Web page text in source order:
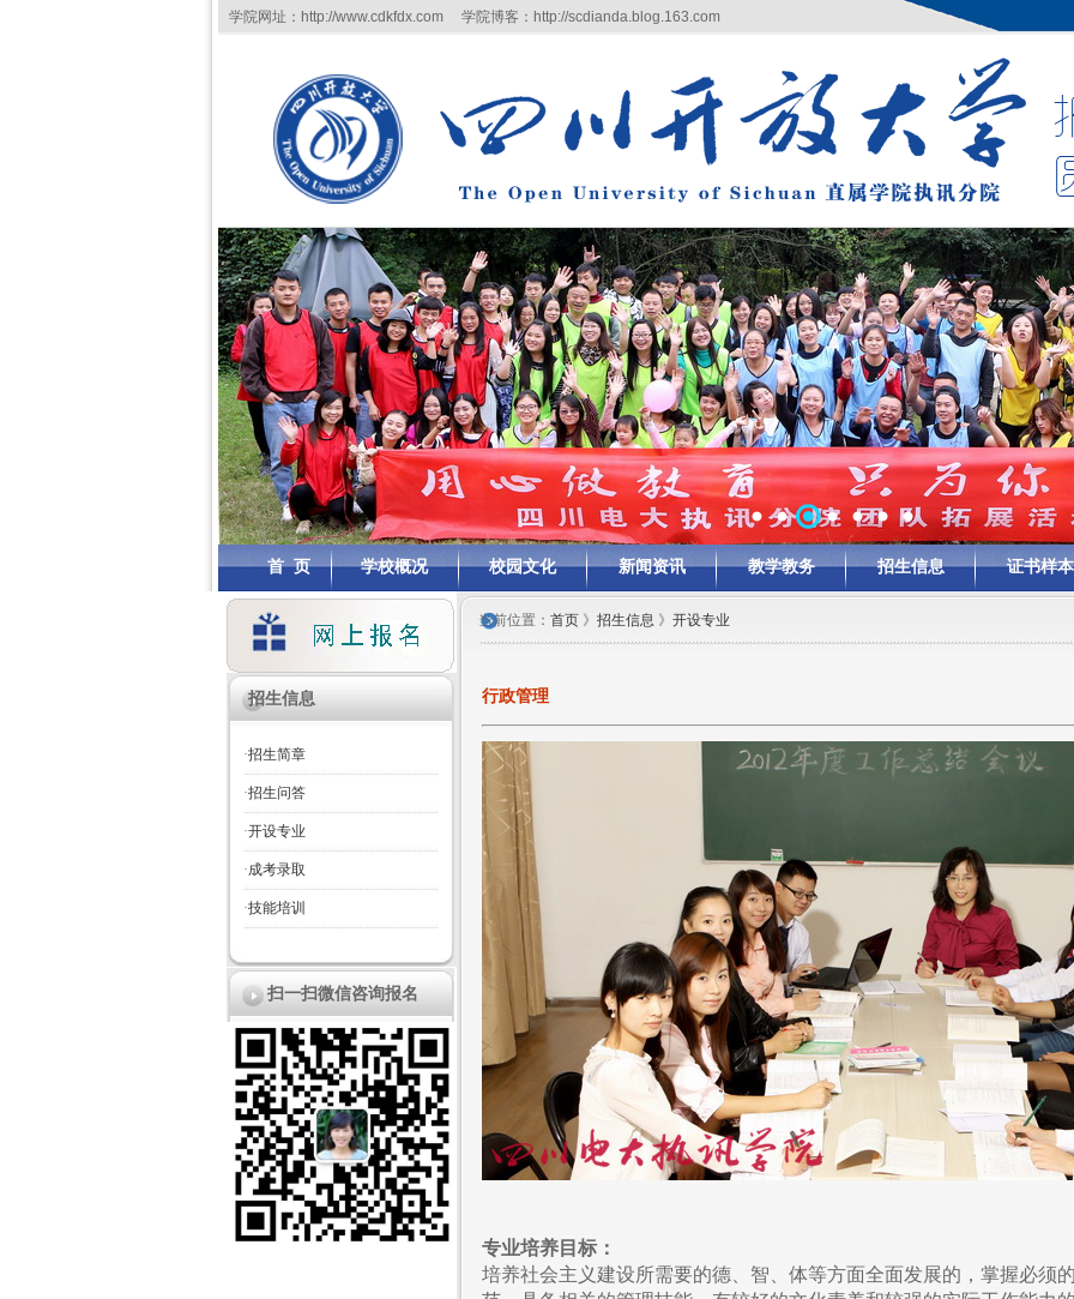
学院网址：http://www.cdkfdx.com 学院博客：http://scdianda.blog.163.com
首 页 学校概况 校园文化 新闻资讯 教学教务 招生信息 证书样本
招生信息
·招生简章
·招生问答
·开设专业
·成考录取
·技能培训
扫一扫微信咨询报名
当前位置： 首页 》 招生信息 》 开设专业
行政管理
专业培养目标：
培养社会主义建设所需要的德、智、体等方面全面发展的，掌握必须